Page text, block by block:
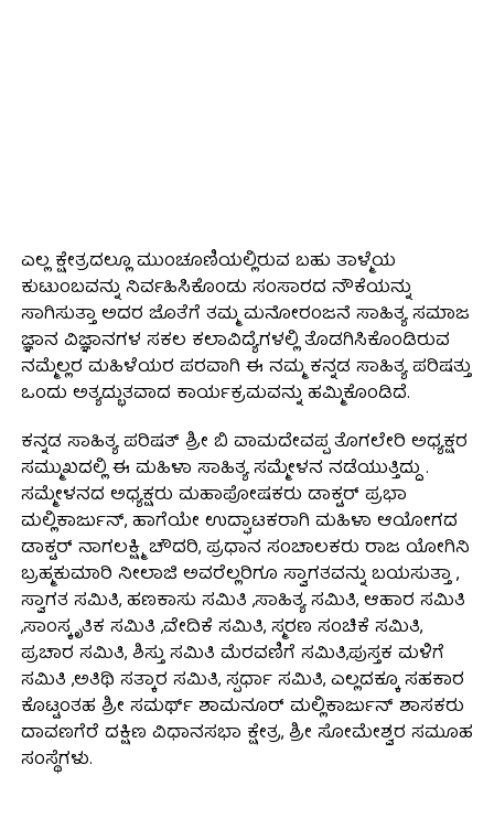
ಎಲ್ಲ ಕ್ಷೇತ್ರದಲ್ಲೂ ಮುಂಚೂಣಿಯಲ್ಲಿರುವ ಬಹು ತಾಳ್ಮೆಯ
ಕುಟುಂಬವನ್ನು ನಿರ್ವಹಿಸಿಕೊಂಡು ಸಂಸಾರದ ನೌಕೆಯನ್ನು
ಸಾಗಿಸುತ್ತಾ ಅದರ ಜೊತೆಗೆ ತಮ್ಮ ಮನೋರಂಜನೆ ಸಾಹಿತ್ಯ ಸಮಾಜ
ಜ್ಞಾನ ವಿಜ್ಞಾನಗಳ ಸಕಲ ಕಲಾವಿದ್ಯೆಗಳಲ್ಲಿ ತೊಡಗಿಸಿಕೊಂಡಿರುವ
ನಮ್ಮೆಲ್ಲರ ಮಹಿಳೆಯರ ಪರವಾಗಿ ಈ ನಮ್ಮ ಕನ್ನಡ ಸಾಹಿತ್ಯ ಪರಿಷತ್ತು
ಒಂದು ಅತ್ಯದ್ಭುತವಾದ ಕಾರ್ಯಕ್ರಮವನ್ನು ಹಮ್ಮಿಕೊಂಡಿದೆ.
ಕನ್ನಡ ಸಾಹಿತ್ಯ ಪರಿಷತ್ ಶ್ರೀ ಬಿ ವಾಮದೇವಪ್ಪ ತೊಗಲೇರಿ ಅಧ್ಯಕ್ಷರ
ಸಮ್ಮುಖದಲ್ಲಿ ಈ ಮಹಿಳಾ ಸಾಹಿತ್ಯ ಸಮ್ಮೇಳನ ನಡೆಯುತ್ತಿದ್ದು .
ಸಮ್ಮೇಳನದ ಅಧ್ಯಕ್ಷರು ಮಹಾಪೋಷಕರು ಡಾಕ್ಟರ್ ಪ್ರಭಾ
ಮಲ್ಲಿಕಾರ್ಜುನ್, ಹಾಗೆಯೇ ಉದ್ಘಾಟಕರಾಗಿ ಮಹಿಳಾ ಆಯೋಗದ
ಡಾಕ್ಟರ್ ನಾಗಲಕ್ಷ್ಮಿ ಚೌದರಿ, ಪ್ರಧಾನ ಸಂಚಾಲಕರು ರಾಜ ಯೋಗಿನಿ
ಬ್ರಹ್ಮಕುಮಾರಿ ನೀಲಾಜಿ ಅವರೆಲ್ಲರಿಗೂ ಸ್ವಾಗತವನ್ನು ಬಯಸುತ್ತಾ ,
ಸ್ವಾಗತ ಸಮಿತಿ, ಹಣಕಾಸು ಸಮಿತಿ ,ಸಾಹಿತ್ಯ ಸಮಿತಿ, ಆಹಾರ ಸಮಿತಿ
,ಸಾಂಸ್ಕೃತಿಕ ಸಮಿತಿ ,ವೇದಿಕೆ ಸಮಿತಿ, ಸ್ಮರಣ ಸಂಚಿಕೆ ಸಮಿತಿ,
ಪ್ರಚಾರ ಸಮಿತಿ, ಶಿಸ್ತು ಸಮಿತಿ ಮೆರವಣಿಗೆ ಸಮಿತಿ,ಪುಸ್ತಕ ಮಳಿಗೆ
ಸಮಿತಿ ,ಅತಿಥಿ ಸತ್ಕಾರ ಸಮಿತಿ, ಸ್ಪರ್ಧಾ ಸಮಿತಿ, ಎಲ್ಲದಕ್ಕೂ ಸಹಕಾರ
ಕೊಟ್ಟಂತಹ ಶ್ರೀ ಸಮರ್ಥ್ ಶಾಮನೂರ್ ಮಲ್ಲಿಕಾರ್ಜುನ್ ಶಾಸಕರು
ದಾವಣಗೆರೆ ದಕ್ಷಿಣ ವಿಧಾನಸಭಾ ಕ್ಷೇತ್ರ, ಶ್ರೀ ಸೋಮೇಶ್ವರ ಸಮೂಹ
ಸಂಸ್ಥೆಗಳು.